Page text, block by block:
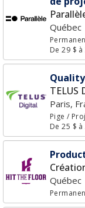
Québec
De 29 $
TELUS
Paris,
Pige /
De 25 $
Québec